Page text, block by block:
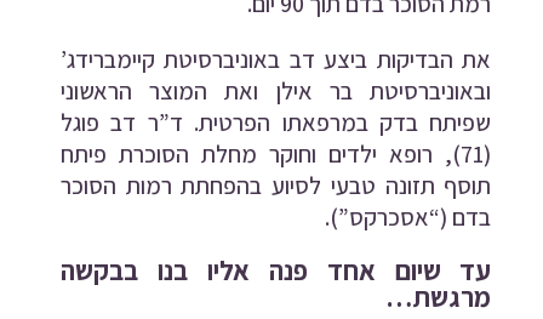
את הבדיקות ביצע דב באוניברסיטת קיימברידג’
ובאוניברסיטת בר אילן ואת המוצר הראשוני
שפיתח בדק במרפאתו הפרטית. ד”ר דב פוגל
(71), רופא ילדים וחוקר מחלת הסוכרת פיתח
תוסף תזונה טבעי לסיוע בהפחתת רמות הסוכר
בדם (“אסכרקס”).
עד שיום אחד פנה אליו בנו בבקשה
מרגשת…